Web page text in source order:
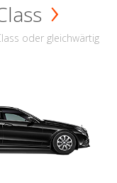
oder gleichwärtig